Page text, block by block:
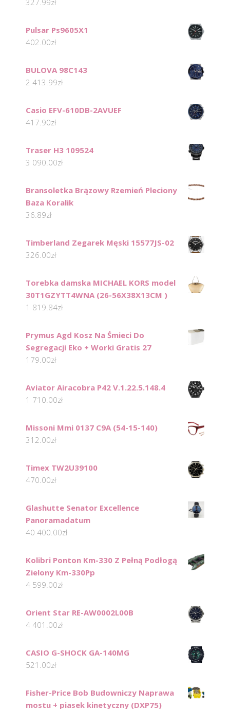
327.99zł
Pulsar Ps9605X1
402.00zł
BULOVA 98C143
2 413.99zł
Casio EFV-610DB-2AVUEF
417.90zł
Traser H3 109524
3 090.00zł
Bransoletka Brązowy Rzemień Pleciony
Baza Koralik
36.89zł
Timberland Zegarek Męski 15577JS-02
326.00zł
Torebka damska MICHAEL KORS model
30T1GZYTT4WNA (26-56X38X13CM )
1 819.84zł
Prymus Agd Kosz Na Śmieci Do
Segregacji Eko + Worki Gratis 27
179.00zł
Aviator Airacobra P42 V.1.22.5.148.4
1 710.00zł
Missoni Mmi 0137 C9A (54-15-140)
312.00zł
Timex TW2U39100
470.00zł
Glashutte Senator Excellence
Panoramadatum
40 400.00zł
Kolibri Ponton Km-330 Z Pełną Podłogą
Zielony Km-330Pp
4 599.00zł
Orient Star RE-AW0002L00B
4 401.00zł
CASIO G-SHOCK GA-140MG
521.00zł
Fisher-Price Bob Budowniczy Naprawa
mostu + piasek kinetyczny (DXP75)